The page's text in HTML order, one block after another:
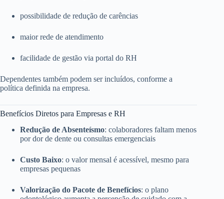
possibilidade de redução de carências
maior rede de atendimento
facilidade de gestão via portal do RH
Dependentes também podem ser incluídos, conforme a
política definida na empresa.
Benefícios Diretos para Empresas e RH
Redução de Absenteísmo: colaboradores faltam menos
por dor de dente ou consultas emergenciais
Custo Baixo: o valor mensal é acessível, mesmo para
empresas pequenas
Valorização do Pacote de Benefícios: o plano